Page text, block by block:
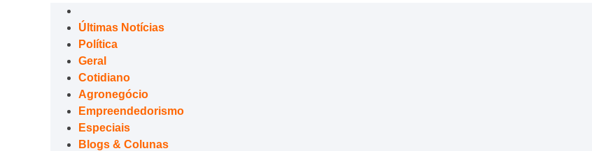
Últimas Notícias
Política
Geral
Cotidiano
Agronegócio
Empreendedorismo
Especiais
Blogs & Colunas